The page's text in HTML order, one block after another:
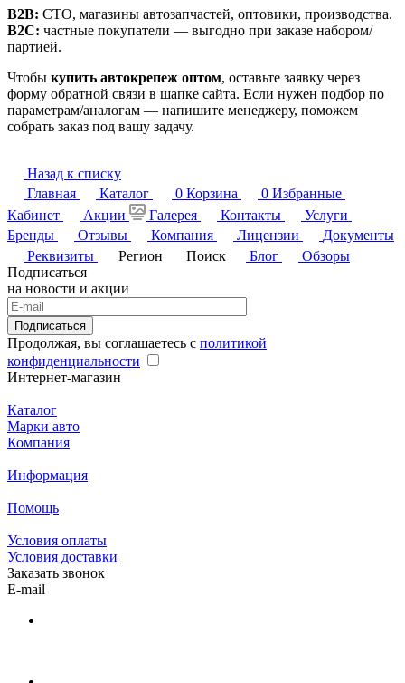
B2B: СТО, магазины автозапчастей, оптовики, производства.
B2C: частные покупатели — выгодно при заказе набором/
партией.
Чтобы купить автокрепеж оптом, оставьте заявку через
форму обратной связи в шапке сайта. Если нужен подбор по
параметрам/аналогам — напишите менеджеру, поможем
собрать заказ под вашу задачу.
Назад к списку
Главная
Каталог 0 Корзина 0 Избранные
Кабинет
Акции Галерея Контакты
Услуги
Бренды
Отзывы Компания Лицензии
Документы
Реквизиты
Регион Поиск Блог
Обзоры
Подписаться
на новости и акции
Подписаться
Продолжая, вы соглашаетесь с политикой
конфиденциальности
Интернет-магазин
Каталог
Марки авто
Компания
Информация
Помощь
Условия оплаты
Условия доставки
Заказать звонок
E-mail